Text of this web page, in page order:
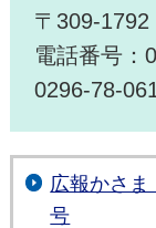
〒309-
電話番号：
0296-78-
広報かさ
号